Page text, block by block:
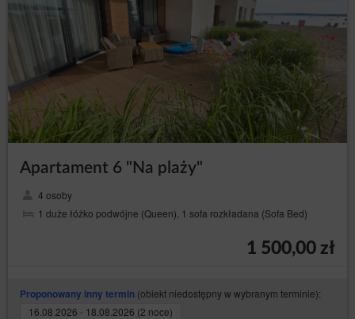
Apartament 6 "Na plaży"
4 osoby
1 duże łóżko podwójne (Queen), 1 sofa rozkładana (Sofa Bed)
1 500,00 zł
Proponowany inny termin (obiekt niedostępny w wybranym terminie):
16.08.2026 - 18.08.2026 (2 noce)